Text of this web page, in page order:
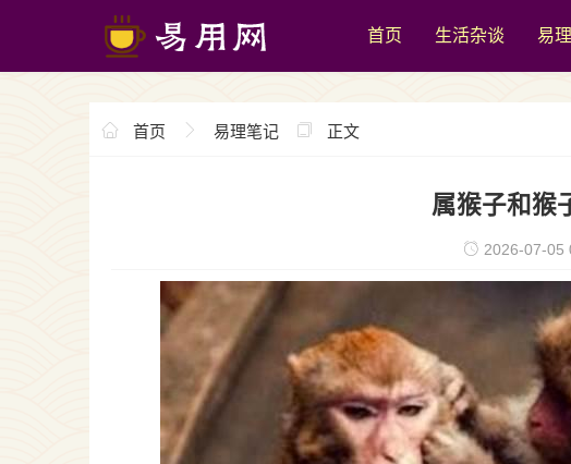
首页 生活杂谈 易
首页 易理笔记 正文
属猴子和猴
2026-07-05